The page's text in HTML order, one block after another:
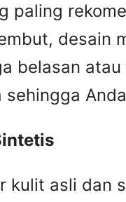
paling
desain
belasan
intetis
kulit asli dan